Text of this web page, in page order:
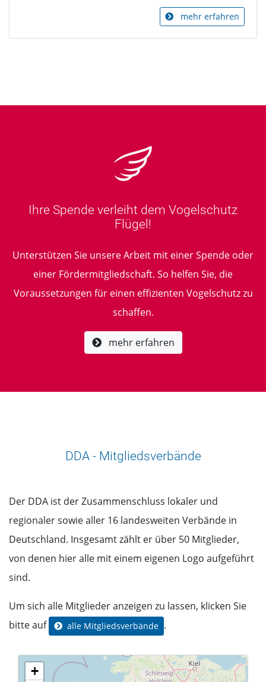
mehr erfahren
Ihre Spende verleiht dem Vogelschutz
Flügel!
Unterstützen Sie unsere Arbeit mit einer Spende oder
einer Fördermitgliedschaft. So helfen Sie, die
Voraussetzungen für einen effizienten Vogelschutz zu
schaffen.
mehr erfahren
DDA - Mitgliedsverbände
Der DDA ist der Zusammenschluss lokaler und
regionaler sowie aller 16 landesweiten Verbände in
Deutschland. Insgesamt zählt er über 50 Mitglieder,
von denen hier alle mit einem eigenen Logo aufgeführt
sind.
Um sich alle Mitglieder anzeigen zu lassen, klicken Sie
bitte auf
alle Mitgliedsverbände .
+